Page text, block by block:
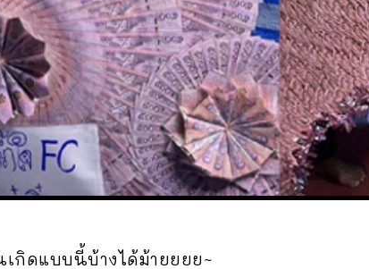
กิดแบบนี้บ้างได้ม้ายยยย~